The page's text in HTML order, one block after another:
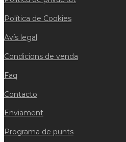
Política de Cookies
Avís legal
Condicions de venda
Faq
Contacto
Enviament
Programa de punts